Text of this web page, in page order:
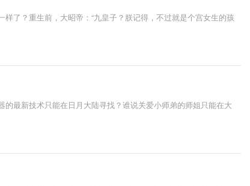
了？重生前，大昭帝：“九皇子？朕记得，不过就是个宫女生的孩
最新技术只能在日月大陆寻找？谁说关爱小师弟的师姐只能在大